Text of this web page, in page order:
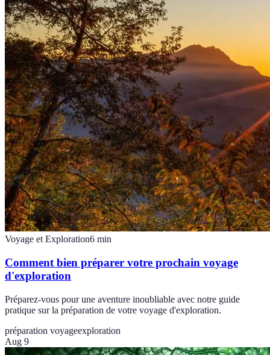
Voyage et Exploration6 min
Comment bien préparer votre prochain voyage
d'exploration
Préparez-vous pour une aventure inoubliable avec notre guide
pratique sur la préparation de votre voyage d'exploration.
préparation voyageexploration
Aug 9